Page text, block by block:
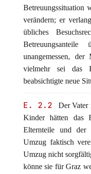
Betreuungssituation
verändern; er
übliches
unangemessen,
vielmehr sei das
beabsichtigte neue
E. 2.2
Der Vater
Kinder hätten das
Elternteile und
Umzug faktisch
Umzug nicht
könne sie für Graz